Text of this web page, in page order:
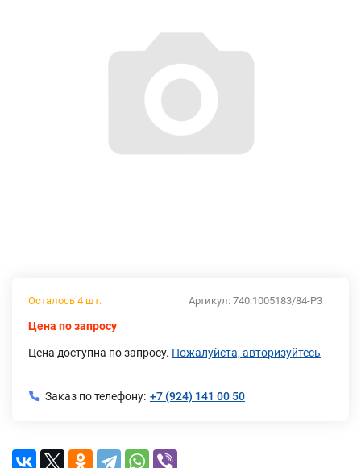
Артикул: 740.1005183/84-Р3
Осталось 4 шт.
Цена по запросу
Цена доступна по запросу. Пожалуйста, авторизуйтесь
Заказ по телефону: +7 (924) 141 00 50